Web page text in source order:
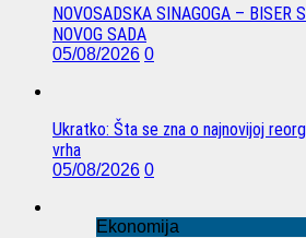
NOVOSADSKA SINAGOGA – BISER
NOVOG SADA
05/08/2026 0
Ukratko: Šta se zna o najnovijoj
vrha
05/08/2026 0
Ekonomija